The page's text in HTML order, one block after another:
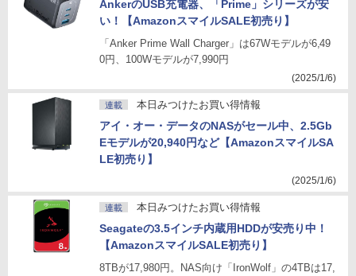
AnkerのUSB充電器、「Prime」シリーズが安
い！【AmazonスマイルSALE初売り】
「Anker Prime Wall Charger」は67Wモデルが6,49
0円、100Wモデルが7,990円
(2025/1/6)
連載 本日みつけたお買い得情報
アイ・オー・データのNASがセール中、2.5Gb
Eモデルが20,940円など【AmazonスマイルSA
LE初売り】
(2025/1/6)
連載 本日みつけたお買い得情報
Seagateの3.5インチ内蔵用HDDが安売り中！
【AmazonスマイルSALE初売り】
8TBが17,980円。NAS向け「IronWolf」の4TBは17,